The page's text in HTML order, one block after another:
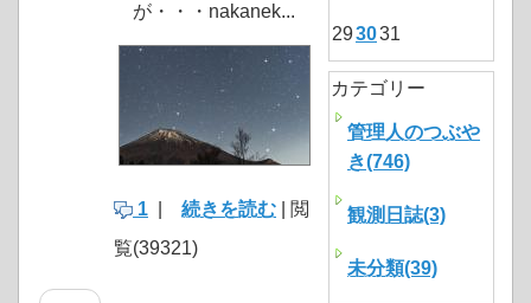
が・・・nakanek...
1 続きを読む | 閲
覧(39321)
293031
カテゴリー
管理人のつぶや
き(746)
観測日誌(3)
未分類(39)